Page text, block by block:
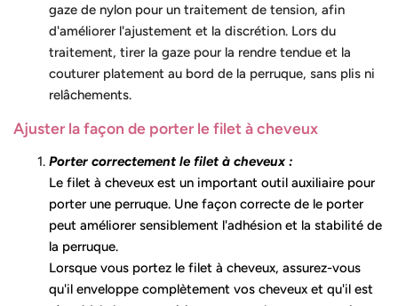
gaze de nylon pour un traitement de tension, afin
d'améliorer l'ajustement et la discrétion. Lors du
traitement, tirer la gaze pour la rendre tendue et la
couturer platement au bord de la perruque, sans plis ni
relâchements.
Ajuster la façon de porter le filet à cheveux
Porter correctement le filet à cheveux :
Le filet à cheveux est un important outil auxiliaire pour
porter une perruque. Une façon correcte de le porter
peut améliorer sensiblement l'adhésion et la stabilité de
la perruque.
Lorsque vous portez le filet à cheveux, assurez-vous
qu'il enveloppe complètement vos cheveux et qu'il est